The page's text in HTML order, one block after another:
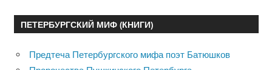
ПЕТЕРБУРГСКИЙ МИФ (КНИГИ)
Предтеча Петербургского мифа поэт Батюшков